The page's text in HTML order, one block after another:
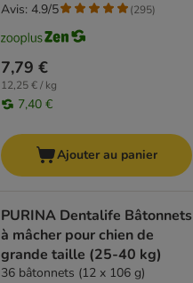
7,79 €
12,25 € / kg
7,40 €
Avis: 4.9/5 (295)
Ajouter au panier
PURINA Dentalife Bâtonnets
à mâcher pour chien de
grande taille (25-40 kg)
36 bâtonnets (12 x 106 g)